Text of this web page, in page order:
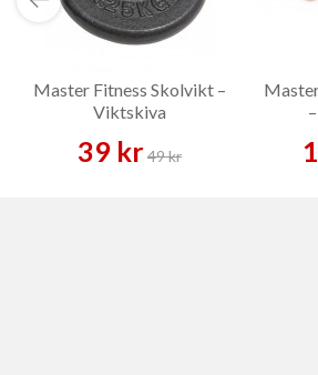
Master Fitness Skolvikt –
Viktskiva
39 kr49 kr